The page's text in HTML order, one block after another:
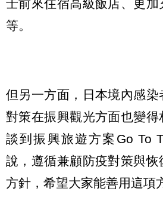
士前來住宿高級飯店、更
等。
但另一方面，日本境內感
對策在振興觀光方面也變
談到振興旅遊方案Go To
說，遵循兼顧防疫對策與
方針，希望大家能善用這項